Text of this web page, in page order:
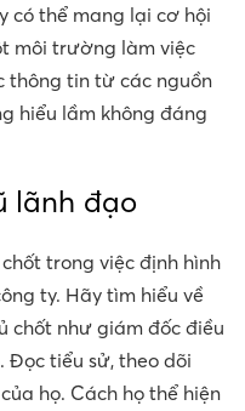
có thể mang lại cơ hội
môi trường làm việc
thông tin từ các nguồn
hiểu lầm không đáng
lãnh đạo
trong việc định hình
ty. Hãy tìm hiểu về
chốt như giám đốc điều
Đọc tiểu sử, theo dõi
họ. Cách họ thể hiện